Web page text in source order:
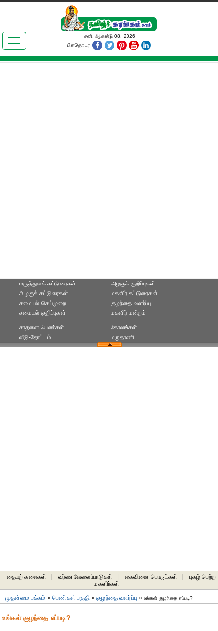
இலக்கியங்கள்
தமிழ் உலகம்
சனி, ஆகஸ்டு 08, 2026
பின்தொடர
மருத்துவக் கட்டுரைகள்
அழகுக் கட்டுரைகள்
அழகுக் குறிப்புகள்
மகளிர் கட்டுரைகள்
சமையல் செய்முறை
சமையல் குறிப்புகள்
குழந்தை வளர்ப்பு
மகளிர் மன்றம்
சாதனை பெண்கள்
வீடு-தோட்டம்
கோலங்கள்
மருதாணி
தையற் கலைகள் வர்ண வேலைப்பாடுகள் கைவினை பொருட்கள்
புகழ் பெற்ற
மகளிர்கள்
முதன்மை பக்கம் »பெண்கள் பகுதி »குழந்தை வளர்ப்பு» உங்கள் குழந்தை எப்படி?
உங்கள் குழந்தை எப்படி?